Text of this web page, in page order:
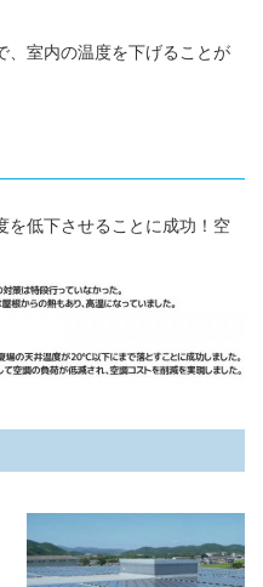
、室内の温度を下げることが
を低下させることに成功！空